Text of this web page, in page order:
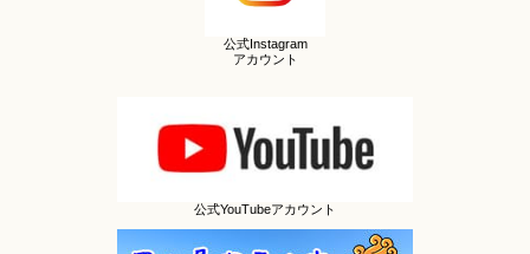
公式Instagram
アカウント
公式YouTubeアカウント